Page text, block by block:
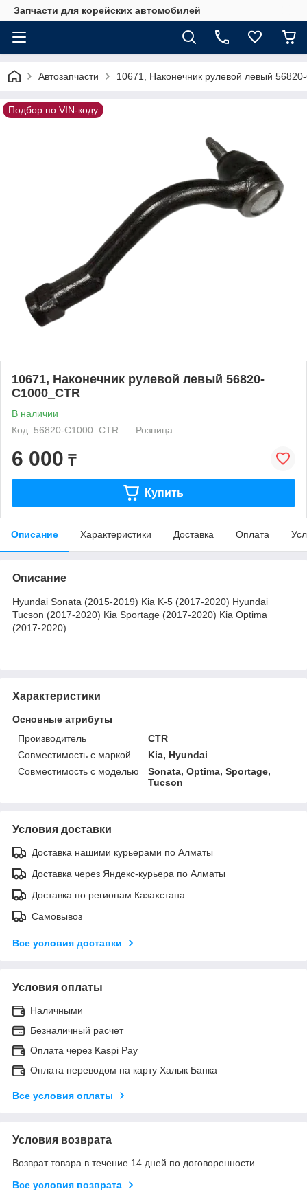
Запчасти для корейских автомобилей
Автозапчасти 10671, Наконечник рулевой левый
Подбор по VIN-коду
10671, Наконечник рулевой левый 56820-
C1000_CTR
В наличии
Код: 56820-C1000_CTR
Розница
6 000 ₸
Купить
Описание Характеристики Доставка Оплата
Описание
Hyundai Sonata (2015-2019) Kia K-5 (2017-2020) Hyundai
Tucson (2017-2020) Kia Sportage (2017-2020) Kia Optima
(2017-2020)
Характеристики
Основные атрибуты
Производитель
CTR
Совместимость с маркой
Kia, Hyundai
Совместимость с моделью
Sonata, Optima, Sportage,
Tucson
Условия доставки
Доставка нашими курьерами по Алматы
Доставка через Яндекс-курьера по Алматы
Доставка по регионам Казахстана
Самовывоз
Все условия доставки
Условия оплаты
Наличными
Безналичный расчет
Оплата через Kaspi Pay
Оплата переводом на карту Халык Банка
Все условия оплаты
Условия возврата
Возврат товара в течение 14 дней по договоренности
Все условия возврата